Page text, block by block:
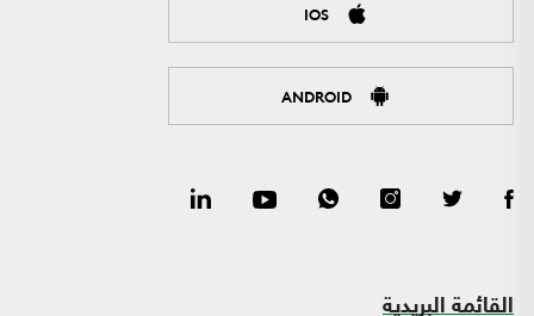
IOS
ANDROID
القائمة البريدية